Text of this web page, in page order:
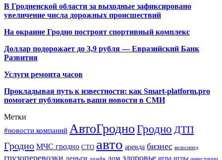
В Гродненской области за выходные зафиксировано
увеличение числа дорожных происшествий
На окраине Гродно построят спортивный комплекс
Доллар подорожает до 3,9 рубля — Евразийский Банк
Развития
Услуги ремонта часов
Прокладывая путь к известности: как Smart-platform.pro
помогает публиковать ваши новости в СМИ
Метки
#новости компаний АвтоГродноГродно ДТП
Гродно МЧС гродно СТО авто аренда бизнес велосипед
грузоперевозки деньги дизайн дом здоровье игра игры инвестиции